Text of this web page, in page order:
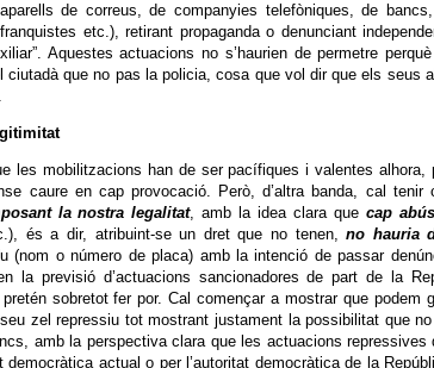
de correus, de companyies telefòniques, de
etc.), retirant propaganda o denunciant
Aquestes actuacions no s’haurien de permetre
ciutadà que no pas la policia, cosa que vol dir que els seus
les mobilitzacions han de ser pacífiques i valentes
caure en cap provocació. Però, d’altra banda, cal tenir
la nostra legalitat, amb la idea clara que cap
és a dir, atribuint-se un dret que no tenen, no hauria
(nom o número de placa) amb la intenció de passar
la previsió d’actuacions sancionadores de part de la
sobretot fer por. Cal començar a mostrar que podem
zel repressiu tot mostrant justament la possibilitat que
amb la perspectiva clara que les actuacions repressives
democràtica actual o per l’autoritat democràtica de la